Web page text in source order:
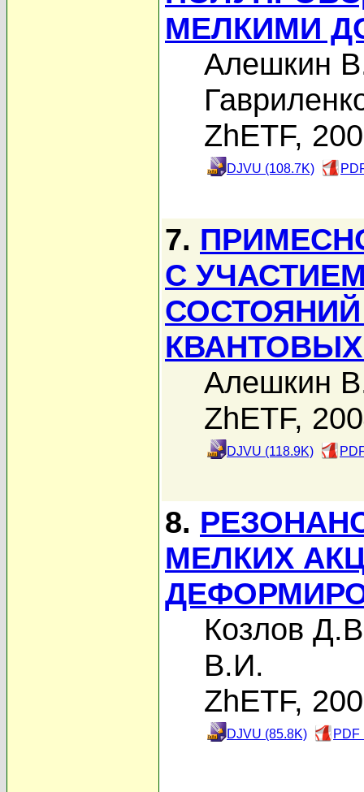
МЕЛКИМИ
Алешкин
ZhETF,
DJVU (108.7K)
7.
С
Алешкин
ZhETF,
DJVU (118.9K)
8.
МЕЛКИХ
Козлов
В.И.
ZhETF,
DJVU (85.8K) PDF